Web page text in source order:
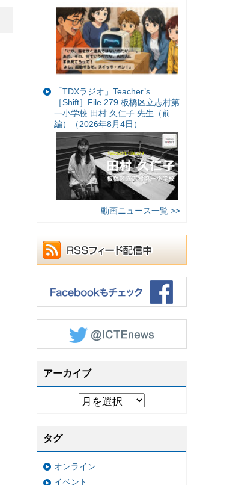
「TDXラジオ」Teacher’s
［Shift］File.279 板橋区立志村第
一小学校 田村 久仁子 先生（前
編）（2026年8月4日）
動画ニュース一覧 >>
アーカイブ
タグ
オンライン
イベント